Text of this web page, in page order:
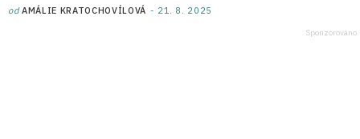
odAMÁLIE KRATOCHOVÍLOVÁ 21. 8. 2025